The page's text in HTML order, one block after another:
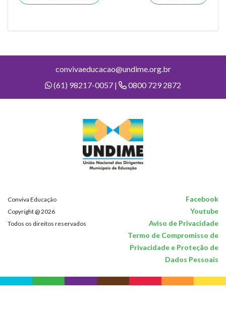
convivaeducacao@undime.org.br
(61) 98217-0057 |
0800 729 2872
Conviva Educação Facebook
Copyright @ 2026 Youtube
Todos os direitos reservados
Aviso de Privacidade
Termo de Compromisso de
Privacidade e Proteção de
Dados Pessoais